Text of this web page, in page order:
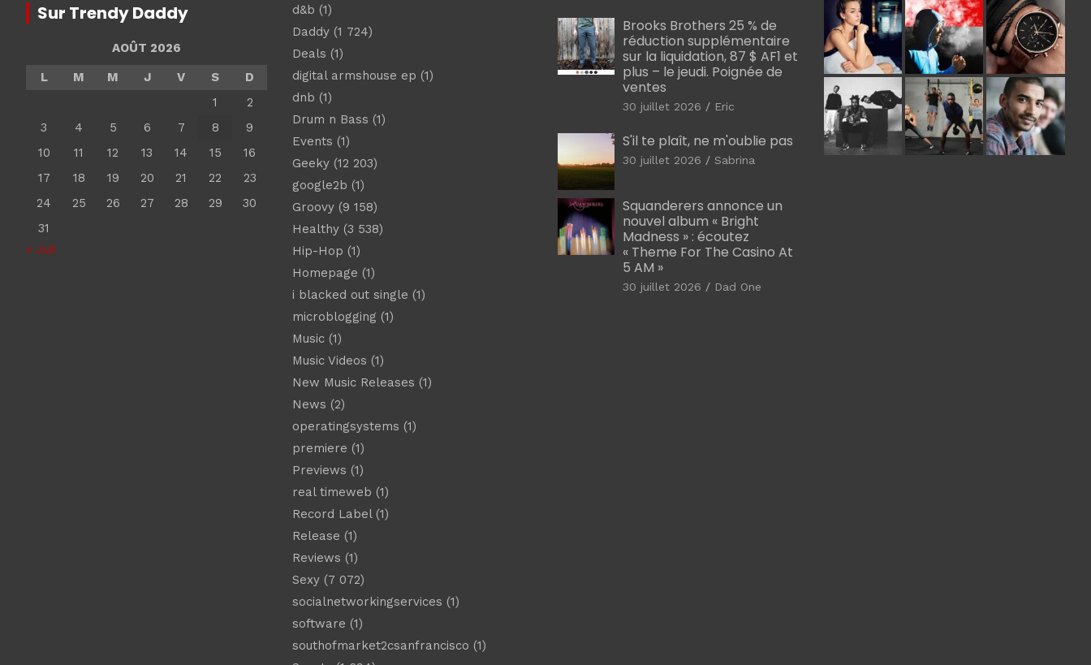
Sur Trendy Daddy
AOÛT 2026
L
M M J V S
D
1
2
3
4 5 6 7 8
9
10
11 12 13 14 15
16
17
18 19 20 21 22
23
24
25 26 27 28 29
30
31
« Juil
d&b (1)
Daddy(1 724)
Deals (1)
digital armshouse ep (1)
dnb (1)
Drum n Bass (1)
Events (1)
Geeky(12 203)
google2b (1)
Groovy(9 158)
Healthy(3 538)
Hip-Hop (1)
Homepage (1)
i blacked out single (1)
microblogging (1)
Music(1)
Music Videos (1)
New Music Releases (1)
News (2)
operatingsystems (1)
premiere (1)
Previews (1)
real timeweb (1)
Record Label(1)
Release (1)
Reviews (1)
Sexy(7 072)
socialnetworkingservices (1)
software (1)
southofmarket2csanfrancisco (1)
Brooks Brothers 25 % de
réduction supplémentaire
sur la liquidation, 87 $ AF1 et
plus – le jeudi. Poignée de
ventes
30 juillet 2026 Eric
S'il te plaît, ne m'oublie pas
30 juillet 2026 Sabrina
Squanderers annonce un
nouvel album « Bright
Madness » : écoutez
« Theme For The Casino At
5 AM »
30 juillet 2026 Dad One